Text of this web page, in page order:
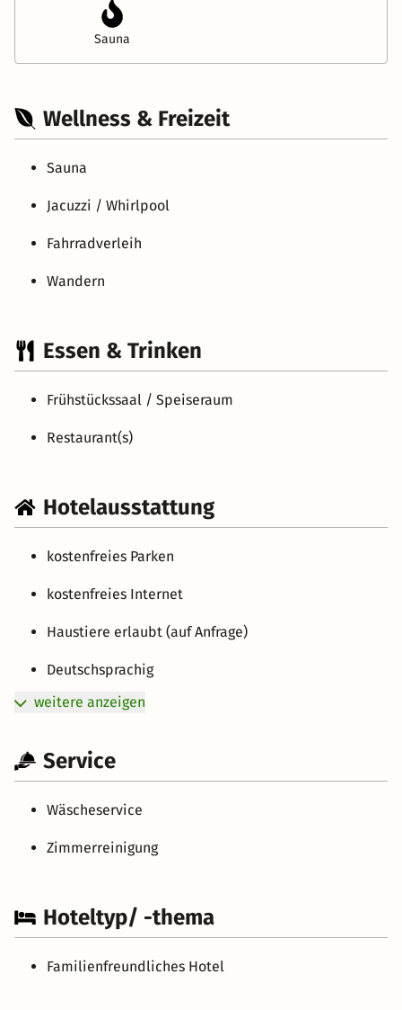
Sauna
Wellness & Freizeit
Sauna
Jacuzzi / Whirlpool
Fahrradverleih
Wandern
Essen & Trinken
Frühstückssaal / Speiseraum
Restaurant(s)
Hotelausstattung
kostenfreies Parken
kostenfreies Internet
Haustiere erlaubt (auf Anfrage)
Deutschsprachig
weitere anzeigen
Service
Wäscheservice
Zimmerreinigung
Hoteltyp/ -thema
Familienfreundliches Hotel